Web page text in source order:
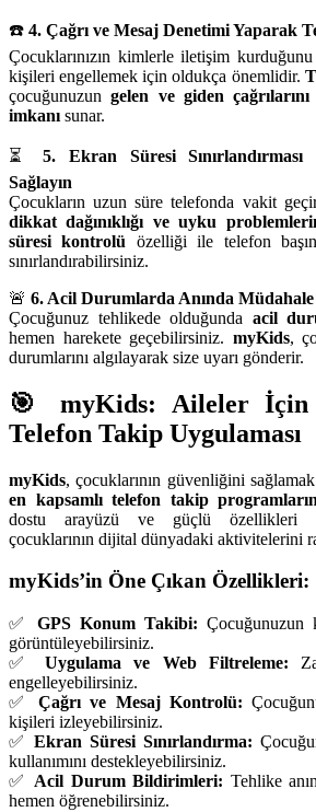
☎️ 4. Çağrı ve Mesaj Denetimi Yaparak
Çocuklarınızın kimlerle iletişim
kişileri engellemek için oldukça önemlidir.
çocuğunuzungelen ve giden
imkanı sunar.
⏳5. Ekran Süresi Sınırlandırması
Sağlayın
Çocukların uzun süre telefonda vakit
dikkat dağınıklığı ve uyku
süresi kontrolü özelliği ile telefon
sınırlandırabilirsiniz.
🚨 6. Acil Durumlarda Anında
Çocuğunuz tehlikede olduğunda acil
hemen harekete geçebilirsiniz. myKids,
durumlarını algılayarak size uyarı gönderir.
🎯 myKids: Aileler
Telefon Takip Uygulaması
myKids, çocuklarının güvenliğini
en kapsamlı telefon takip
dostu arayüzü ve güçlü özellikleri
çocuklarının dijital dünyadaki aktivitelerini
myKids’in Öne Çıkan Özellikleri:
✅ GPS Konum Takibi: Çocuğunuzun
görüntüleyebilirsiniz.
✅ Uygulama ve Web Filtreleme:
engelleyebilirsiniz.
✅ Çağrı ve Mesaj Kontrolü:
kişileri izleyebilirsiniz.
✅Ekran Süresi Sınırlandırma:
kullanımını destekleyebilirsiniz.
✅ Acil Durum Bildirimleri: Tehlike
hemen öğrenebilirsiniz.